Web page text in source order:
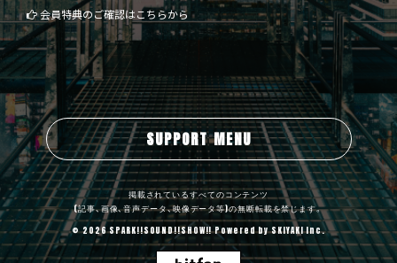
会員特典のご確認はこちらから
SUPPORT MENU
掲載されているすべてのコンテンツ
(記事、画像、音声データ、映像データ等)の無断転載を禁じます。
© 2026 SPARK!!SOUND!!SHOW!! Powered bySKIYAKI Inc.